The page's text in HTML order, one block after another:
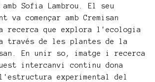
Sofia Lambrou. El seu
començar amb Cremisan
recerca que explora l'ecologia
través de les plantes de la
En unir so, imatge i recerca
intercanvi continu dona
experimental del